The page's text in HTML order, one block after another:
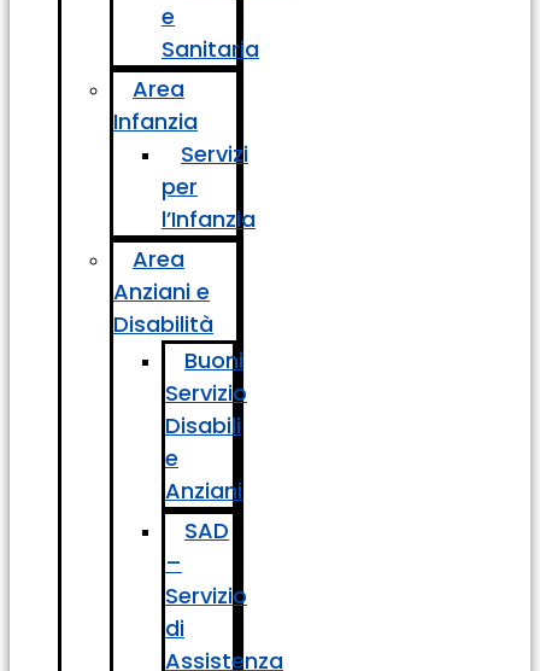
e
Sanitaria
Area
Infanzia
Servizi
per
l’Infanzia
Area
Anziani e
Disabilità
Buoni
Servizio
Disabili
e
Anziani
SAD
–
Servizio
di
Assistenza